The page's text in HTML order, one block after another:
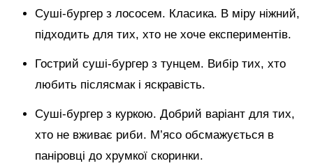
Суші-бургер з лососем. Класика. В міру ніжний,
підходить для тих, хто не хоче експериментів.
Гострий суші-бургер з тунцем. Вибір тих, хто
любить післясмак і яскравість.
Суші-бургер з куркою. Добрий варіант для тих,
хто не вживає риби. М’ясо обсмажується в
паніровці до хрумкої скоринки.